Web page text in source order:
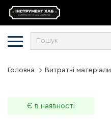
Головна Витратні матеріали
Є в наявності